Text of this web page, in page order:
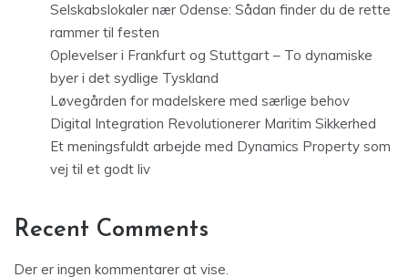
Selskabslokaler nær Odense: Sådan finder du de rette
rammer til festen
Oplevelser i Frankfurt og Stuttgart – To dynamiske
byer i det sydlige Tyskland
Løvegården for madelskere med særlige behov
Digital Integration Revolutionerer Maritim Sikkerhed
Et meningsfuldt arbejde med Dynamics Property som
vej til et godt liv
Recent Comments
Der er ingen kommentarer at vise.